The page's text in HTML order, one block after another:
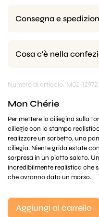
Consegna e
Cosa c'è nella
Numero di articolo: M02-
Mon Chérie
Per mettere la ciliegina sulla
ciliegie con lo stampo
realizzare un sorbetto, una
ciliegia. Niente grida estate
sorpresa in un piatto salato.
incredibilmente realistica che
che avranno dato un morso.
Aggiungi al carrello